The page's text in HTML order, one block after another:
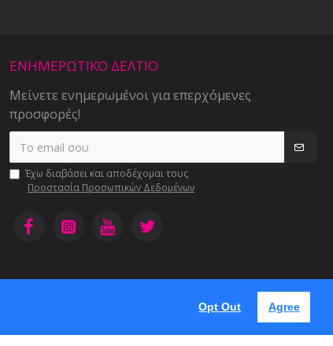
Opt Out Agree
ΕΝΗΜΕΡΩΤΙΚΌ ΔΕΛΤΊΟ
Μείνετε ενημερωμένοι για επερχόμενες
προσφορές!
Έχω διαβάσει και αποδέχομαι τους
Προστασία Προσωπικών Δεδομένων